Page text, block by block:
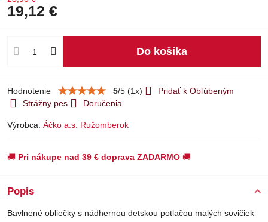
19,12 €
Do košíka
Hodnotenie 5/5 (1x)
Pridať k Obľúbeným
Strážny pes
Doručenia
Výrobca: Áčko a.s. Ružomberok
🚚 Pri nákupe nad 39 € doprava ZADARMO 🚚
Popis
Bavlnené obliečky s nádhernou detskou potlačou malých sovičiek